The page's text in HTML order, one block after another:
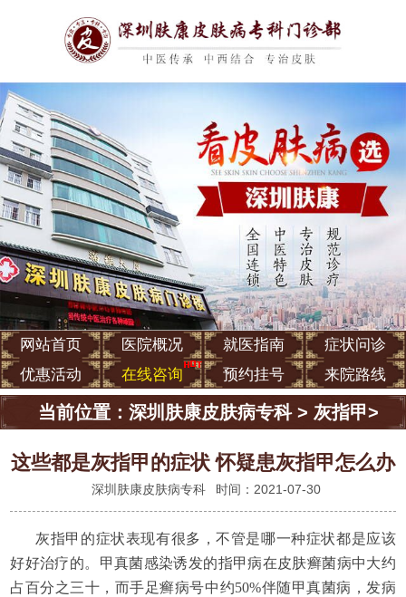
网站首页 医院概况 就医指南
症状问诊
优惠活动
在线咨询 预约挂号 来院路线
当前位置： 深圳肤康皮肤病专科> 灰指甲>
这些都是灰指甲的症状 怀疑患灰指甲怎么办
深圳肤康皮肤病专科 时间：2021-07-30
灰指甲的症状表现有很多，不管是哪一种症状都是应该
好好治疗的。甲真菌感染诱发的指甲病在皮肤癣菌病中大约
占百分之三十，而手足癣病号中约50%伴随甲真菌病，发病